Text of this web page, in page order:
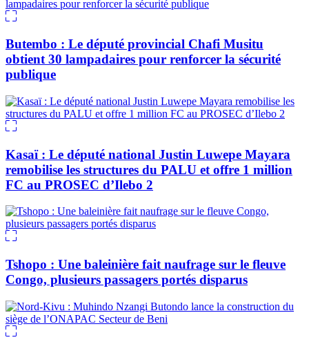
Butembo : Le député provincial Chafi Musitu
obtient 30 lampadaires pour renforcer la sécurité
publique
Kasaï : Le député national Justin Luwepe Mayara
remobilise les structures du PALU et offre 1 million
FC au PROSEC d’Ilebo 2
Tshopo : Une baleinière fait naufrage sur le fleuve
Congo, plusieurs passagers portés disparus